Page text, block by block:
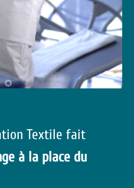
Textile fait
à la place du